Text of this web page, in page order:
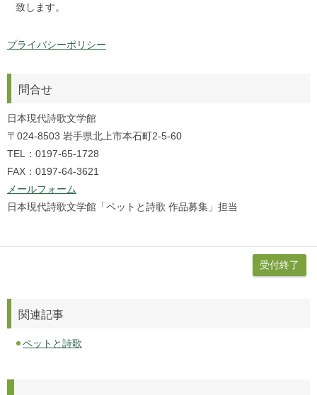
致します。
プライバシーポリシー
問合せ
日本現代詩歌文学館
〒024-8503 岩手県北上市本石町2-5-60
TEL：0197-65-1728
FAX：0197-64-3621
メールフォーム
日本現代詩歌文学館「ペットと詩歌 作品募集」担当
受付終了
関連記事
ペットと詩歌